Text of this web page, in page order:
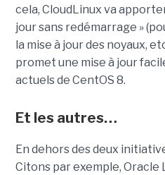
cela, CloudLinux va
jour sans redémarrage »
la mise à jour des noyaux,
promet une mise à jour
actuels de CentOS 8.
Et les autres…
En dehors des deux
Citons par exemple, Oracle